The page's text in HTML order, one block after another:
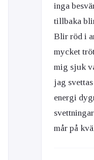
inga
tillbaka
Blir röd i
mycket
mig sjuk
jag
energi
mår på